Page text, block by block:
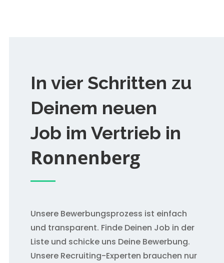
In vier Schritten zu
Deinem neuen
Job im Vertrieb in
Ronnenberg
Unsere Bewerbungsprozess ist einfach
und transparent. Finde Deinen Job in der
Liste und schicke uns Deine Bewerbung.
Unsere Recruiting-Experten brauchen nur